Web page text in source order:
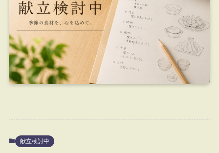
献立検討中